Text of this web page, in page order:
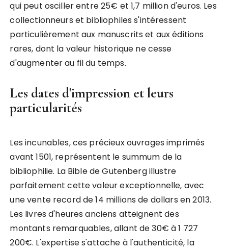
qui peut osciller entre 25€ et 1,7 million d'euros. Les
collectionneurs et bibliophiles s'intéressent
particulièrement aux manuscrits et aux éditions
rares, dont la valeur historique ne cesse
d'augmenter au fil du temps.
Les dates d'impression et leurs
particularités
Les incunables, ces précieux ouvrages imprimés
avant 1501, représentent le summum de la
bibliophilie. La Bible de Gutenberg illustre
parfaitement cette valeur exceptionnelle, avec
une vente record de 14 millions de dollars en 2013.
Les livres d'heures anciens atteignent des
montants remarquables, allant de 30€ à 1 727
200€. L'expertise s'attache à l'authenticité, la